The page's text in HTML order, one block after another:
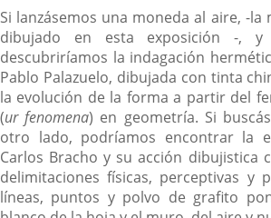
Si lanzásemos una moneda al aire, -la
dibujado en esta exposición -, y
descubriríamos la indagación
Pablo Palazuelo, dibujada con tinta
la evolución de la forma a partir del
(ur fenomena) en geometría. Si
otro lado, podríamos encontrar la
Carlos Bracho y su acción dibujistica
delimitaciones físicas, perceptivas y
líneas, puntos y polvo de grafito